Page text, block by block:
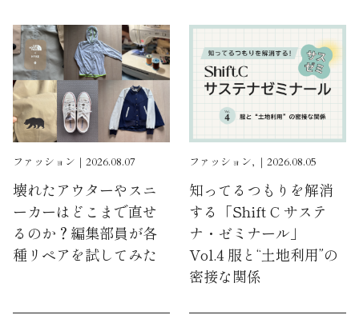
ファッション｜2026.08.07
壊れたアウターやスニ
ーカーはどこまで直せ
るのか？編集部員が各
種リペアを試してみた
ファッション, ｜2026.08.05
知ってるつもりを解消
する「Shift C サステ
ナ・ゼミナール」
Vol.4 服と“土地利用”の
密接な関係